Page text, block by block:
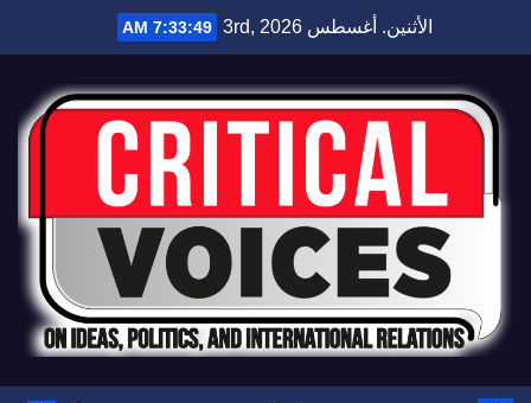
الأثنين. أغسطس 3rd, 2026 7:33:50 AM